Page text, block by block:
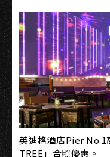
英迪格酒店Pier No.1
TREE」合照優惠。